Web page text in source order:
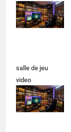
collectionneur
salle de jeu
video
collectionneur